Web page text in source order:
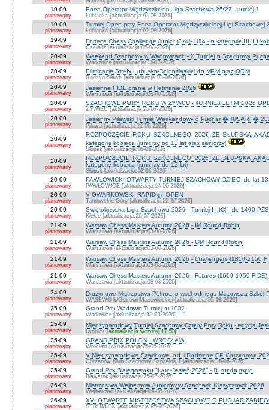
19-09
planowany
Enea Operator Międzyszkolna Liga Szachowa 26/27 - turniej 1
Łubianka [aktualizacja:02-08-2026]
19-09
planowany
Turniej Open przy Enea Operator Międzyszkolnej Ligi Szachowej
Łubianka [aktualizacja:02-08-2026]
19-09
planowany
Forteca Chess Challenge Junior (3z4)- U14 - o kategorie III II I
Czeladź [aktualizacja:05-08-2026]
20-09
planowany
Weekend Szachowy w Wadowicach - X Turniej o Szachowy
Wadowice [aktualizacja:13-07-2026]
20-09
planowany
Eliminacje Strefy Lubusko-Dolnośląskiej do MPM oraz OOM
Radzyn-Sława [aktualizacja:03-08-2026]
20-09
planowany
Jesienne FIDE granie w Hetmanie 2026
Warszawa [aktualizacja:05-08-2026]
20-09
planowany
SZACHOWE PORY ROKU W ŻYWCU - TURNIEJ LETNI 2026
ŻYWIEC [aktualizacja:25-07-2026]
20-09
planowany
Jesienny Pilawski Turniej Weekendowy o Puchar �HUSARII�
Pilawa [aktualizacja:22-06-2026]
20-09
planowany
ROZPOCZĘCIE ROKU SZKOLNEGO 2026 ZE SŁUPSKĄ
kategorię kobiecą (juniorzy od 13 lat oraz seniorzy)
Słupsk [aktualizacja:05-08-2026]
20-09
planowany
ROZPOCZĘCIE ROKU SZKOLNEGO 2025 ZE SŁUPSKĄ
kategorię kobiecą (juniorzy do 12 lat)
Słupsk [aktualizacja:02-06-2026]
20-09
planowany
PAWŁOWICKI OTWARTY TURNIEJ SZACHOWY DZIECI do lat
PAWŁOWICE [aktualizacja:24-06-2026]
20-09
planowany
V GWARKOWSKI RAPID gr. OPEN
Tarnowskie Góry [aktualizacja:22-07-2026]
20-09
planowany
Świętokrzyska Liga Szachowa 2026 - Turniej III (C) - do 1400
Kielce [aktualizacja:26-07-2026]
21-09
planowany
Warsaw Chess Masters Autumn 2026 - IM Round Robin
Warszawa [aktualizacja:03-08-2026]
21-09
planowany
Warsaw Chess Masters Autumn 2026 - GM Round Robin
Warszawa [aktualizacja:03-08-2026]
21-09
planowany
Warsaw Chess Masters Autumn 2026 - Challengers (1850-2150
Warszawa [aktualizacja:03-08-2026]
21-09
planowany
Warsaw Chess Masters Autumn 2026 - Futures (1650-1950 FIDE)
Warszawa [aktualizacja:03-08-2026]
24-09
planowany
Drużynowe Mistrzostwa Północno-wschodniego Mazowsza Szkół
WĄSEWO k/Ostrowi Mazowieckiej [aktualizacja:05-08-2026]
25-09
planowany
Grand Prix Wadowic-Turniej nr.1002
Wadowice [aktualizacja:31-03-2026]
25-09
planowany
Międzynarodowy Turniej Szachowy Cztery Pory Roku - edycja
Iwonicz [aktualizacja:wczoraj 17:50]
25-09
planowany
GRAND PRIX POLONII WROCŁAW
Wrocław [aktualizacja:25-05-2026]
25-09
planowany
V Międzynarodowe Szachowe Ind. i Rodzinne GP Chrzanowa
Chrzanów Klub Szachowy Szpitalna 1 [aktualizacja:18-06-2026]
25-09
planowany
Grand Prix Białegostoku "Lato-Jesień 2026" - 8. runda rapid
Białystok [aktualizacja:25-07-2026]
26-09
planowany
Mistrzostwa Wejherowa Juniorów w Szachach Klasycznych 2026
Wejherowo [aktualizacja:09-06-2026]
26-09
planowany
XVI OTWARTE MISTRZOSTWA SZACHOWE O PUCHAR
STRUMIEŃ [aktualizacja:25-07-2026]